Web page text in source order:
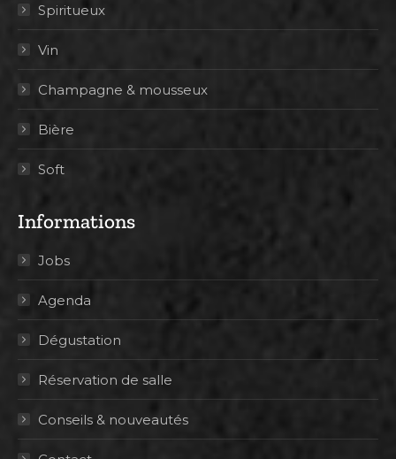
Spiritueux
Vin
Champagne & mousseux
Bière
Soft
Informations
Jobs
Agenda
Dégustation
Réservation de salle
Conseils & nouveautés